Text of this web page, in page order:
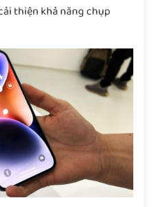
thiện khả năng chụp